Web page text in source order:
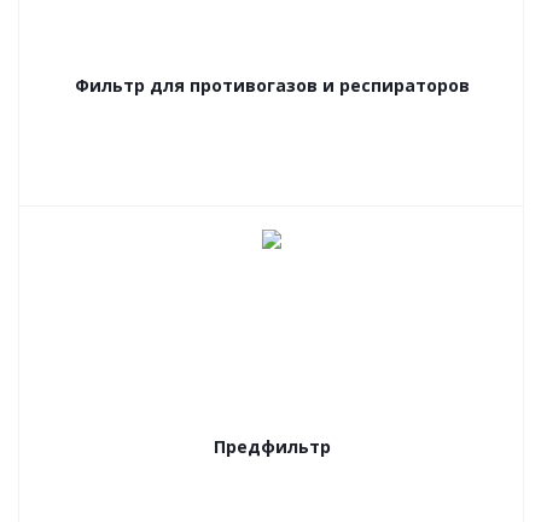
Фильтр для противогазов и респираторов
Предфильтр